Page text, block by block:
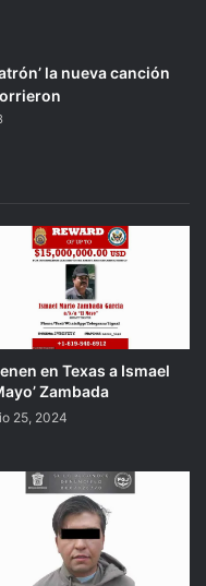
la nueva canción
en Texas a Ismael
Zambada
25, 2024